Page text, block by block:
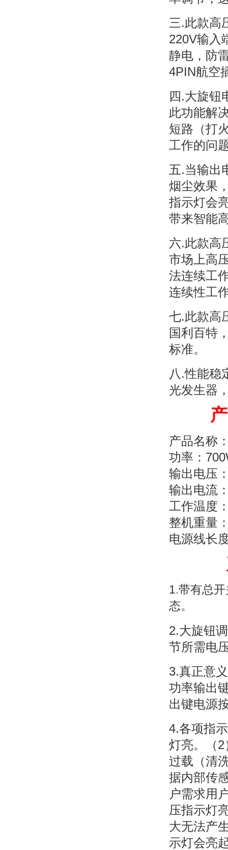
三.此款高
220V输入
静电，防
4PIN航空
四.大旋钮
此功能解
短路（打
工作的问
五.当输出
烟尘效果
指示灯会
带来智能
六.此款高
市场上高
法连续工
连续性工
七.此款高
国利百特
标准。
八.性能稳
光发生器
产
产品名称
功率：
输出电压
输出电流
工作温度
整机重
电源线长
1.带有总
态。
2.大旋钮
节所需电
3.真正意
功率输出
出键电源
4.各项指
灯亮。（
过载（清
据内部传
户需求用
压指示灯
大无法产
示灯会亮